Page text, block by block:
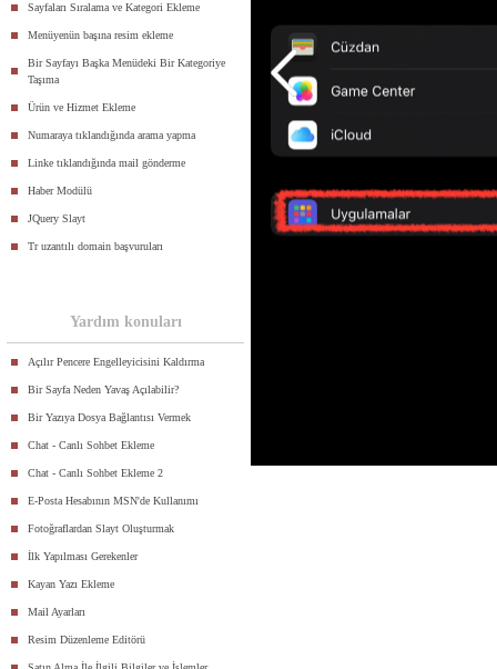
Sayfaları Sıralama ve Kategori Ekleme
Menüyenün başına resim ekleme
Bir Sayfayı Başka Menüdeki Bir Kategoriye
Taşıma
Ürün ve Hizmet Ekleme
Numaraya tıklandığında arama yapma
Linke tıklandığında mail gönderme
Haber Modülü
JQuery Slayt
Tr uzantılı domain başvuruları
Yardım konuları
Açılır Pencere Engelleyicisini Kaldırma
Bir Sayfa Neden Yavaş Açılabilir?
Bir Yazıya Dosya Bağlantısı Vermek
Chat - Canlı Sohbet Ekleme
Chat - Canlı Sohbet Ekleme 2
E-Posta Hesabının MSN'de Kullanımı
Fotoğraflardan Slayt Oluşturmak
İlk Yapılması Gerekenler
Kayan Yazı Ekleme
Mail Ayarları
Resim Düzenleme Editörü